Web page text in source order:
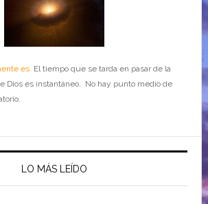
esEl tiempo que se tarda en pasar de la
Dios es instantáneo. No hay punto medio de
LO MÁS LEÍDO